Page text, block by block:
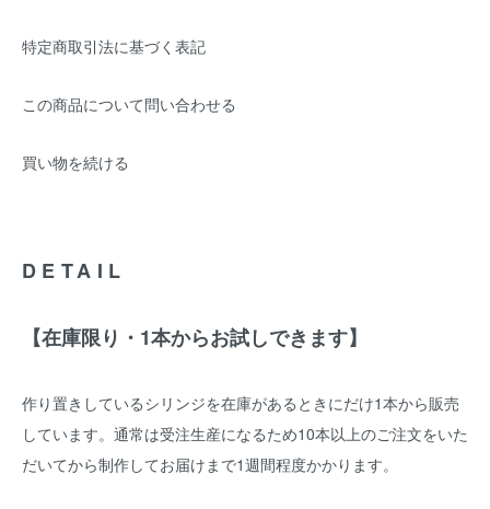
特定商取引法に基づく表記
この商品について問い合わせる
買い物を続ける
DETAIL
【在庫限り・1本からお試しできます】
作り置きしているシリンジを在庫があるときにだけ1本から販売
しています。通常は受注生産になるため10本以上のご注文をいた
だいてから制作してお届けまで1週間程度かかります。